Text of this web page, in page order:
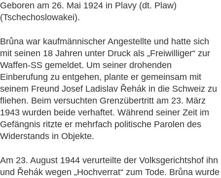
Geboren am 26. Mai 1924 in Plavy (dt. Plaw)
(Tschechoslowakei).
Brůna war kaufmännischer Angestellte und hatte sich
mit seinen 18 Jahren unter Druck als „Freiwilliger“ zur
Waffen-SS gemeldet. Um seiner drohenden
Einberufung zu entgehen, plante er gemeinsam mit
seinem Freund Josef Ladislav Řehák in die Schweiz zu
fliehen. Beim versuchten Grenzübertritt am 23. März
1943 wurden beide verhaftet. Während seiner Zeit im
Gefängnis ritzte er mehrfach politische Parolen des
Widerstands in Objekte.
Am 23. August 1944 verurteilte der Volksgerichtshof ihn
und Řehák wegen „Hochverrat“ zum Tode. Brůna wurde